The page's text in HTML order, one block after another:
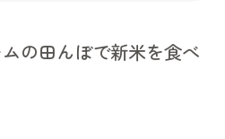
ムの田んぼで新米を食べ